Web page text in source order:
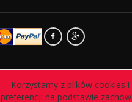
Korzystamy z plików cookies
preferencji na podstawie